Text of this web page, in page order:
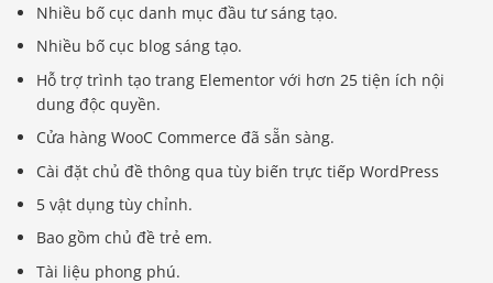
Nhiều bố cục danh mục đầu tư sáng tạo.
Nhiều bố cục blog sáng tạo.
Hỗ trợ trình tạo trang Elementor với hơn 25 tiện ích nội
dung độc quyền.
Cửa hàng WooC Commerce đã sẵn sàng.
Cài đặt chủ đề thông qua tùy biến trực tiếp WordPress
5 vật dụng tùy chỉnh.
Bao gồm chủ đề trẻ em.
Tài liệu phong phú.